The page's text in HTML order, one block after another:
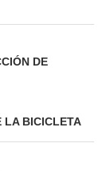
DE
LA BICICLETA